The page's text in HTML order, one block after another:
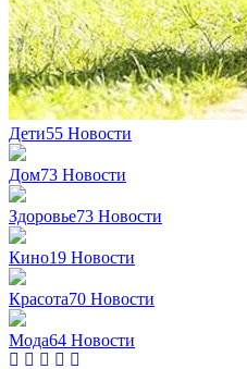
Дети55 Новости
Дом73 Новости
Здоровье73 Новости
Кино19 Новости
Красота70 Новости
Мода64 Новости